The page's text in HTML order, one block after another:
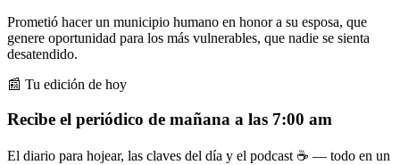
Prometió hacer un municipio humano en honor a su esposa, que
genere oportunidad para los más vulnerables, que nadie se sienta
desatendido.
📰 Tu edición de hoy
Recibe el periódico de mañana a las 7:00 am
El diario para hojear, las claves del día y el podcast ☕ — todo en un